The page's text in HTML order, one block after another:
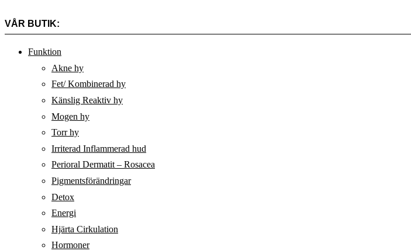
VÅR BUTIK:
Funktion
Akne hy
Fet/ Kombinerad hy
Känslig Reaktiv hy
Mogen hy
Torr hy
Irriterad Inflammerad hud
Perioral Dermatit – Rosacea
Pigmentsförändringar
Detox
Energi
Hjärta Cirkulation
Hormoner